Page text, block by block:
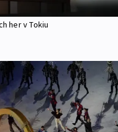
her v Tokiu